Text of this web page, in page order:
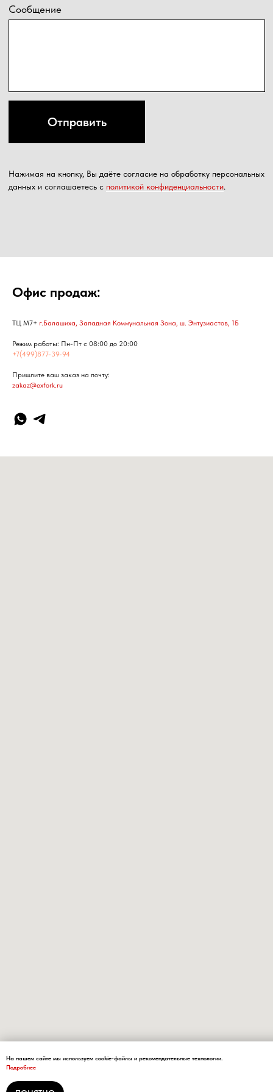
Офис продаж:
ТЦ М7+ г.Балашиха, Западная Коммунальная Зона, ш. Энтузиастов, 1Б
Режим работы: Пн-Пт с 08:00 до 20:00
+7(499)877-39-94
Пришлите ваш заказ на почту:
zakaz@exfork.ru
На нашем сайте мы используем cookie-файлы и рекомендательные технологии.
Подробнее